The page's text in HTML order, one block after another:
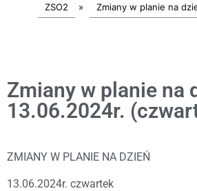
ZSO2 » Zmiany w planie na
Zmiany w planie na
13.06.2024r.
ZMIANY W PLANIE NA DZIEŃ
13.06.2024r. czwartek